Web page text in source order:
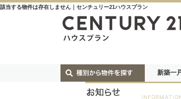
該当する物件は存在しません｜センチュリー21ハウスプラン
新築一